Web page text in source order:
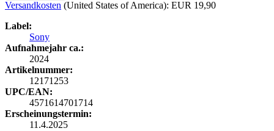
Versandkosten (United States of America): EUR 19,90
Label:
Sony
Aufnahmejahr ca.:
2024
Artikelnummer:
12171253
UPC/EAN:
4571614701714
Erscheinungstermin:
11.4.2025